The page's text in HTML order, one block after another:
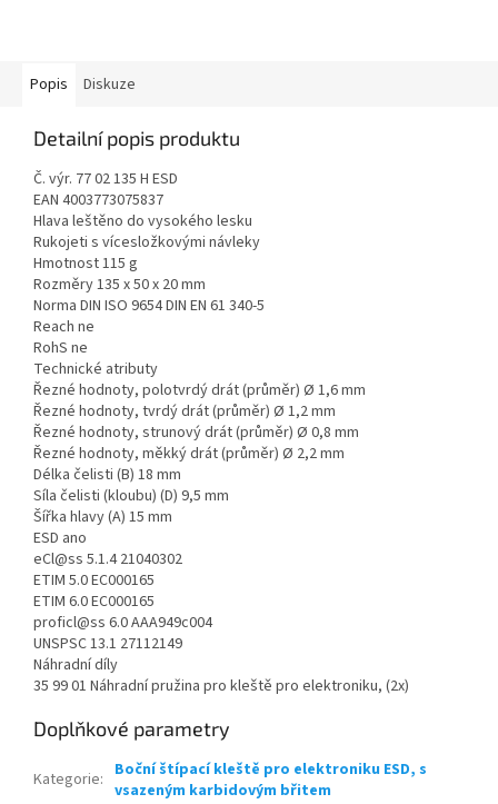
Popis Diskuze
Detailní popis produktu
Č. výr. 77 02 135 H ESD
EAN 4003773075837
Hlava leštěno do vysokého lesku
Rukojeti s vícesložkovými návleky
Hmotnost 115 g
Rozměry 135 x 50 x 20 mm
Norma DIN ISO 9654 DIN EN 61 340-5
Reach ne
RohS ne
Technické atributy
Řezné hodnoty, polotvrdý drát (průměr) Ø 1,6 mm
Řezné hodnoty, tvrdý drát (průměr) Ø 1,2 mm
Řezné hodnoty, strunový drát (průměr) Ø 0,8 mm
Řezné hodnoty, měkký drát (průměr) Ø 2,2 mm
Délka čelisti (B) 18 mm
Síla čelisti (kloubu) (D) 9,5 mm
Šířka hlavy (A) 15 mm
ESD ano
eCl@ss 5.1.4 21040302
ETIM 5.0 EC000165
ETIM 6.0 EC000165
proficl@ss 6.0 AAA949c004
UNSPSC 13.1 27112149
Náhradní díly
35 99 01 Náhradní pružina pro kleště pro elektroniku, (2x)
Doplňkové parametry
Kategorie: Boční štípací kleště pro elektroniku ESD, s
vsazeným karbidovým břitem